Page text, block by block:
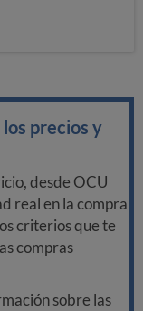
precios y
desde OCU
real en la compra
criterios que te
compras
sobre las